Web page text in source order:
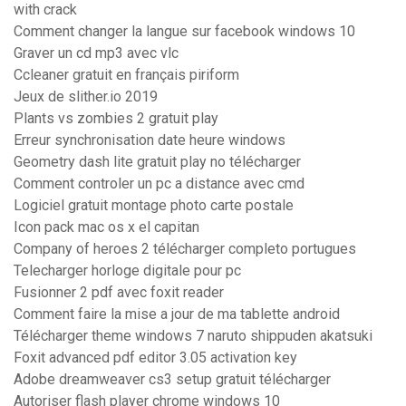
with crack
Comment changer la langue sur facebook windows 10
Graver un cd mp3 avec vlc
Ccleaner gratuit en français piriform
Jeux de slither.io 2019
Plants vs zombies 2 gratuit play
Erreur synchronisation date heure windows
Geometry dash lite gratuit play no télécharger
Comment controler un pc a distance avec cmd
Logiciel gratuit montage photo carte postale
Icon pack mac os x el capitan
Company of heroes 2 télécharger completo portugues
Telecharger horloge digitale pour pc
Fusionner 2 pdf avec foxit reader
Comment faire la mise a jour de ma tablette android
Télécharger theme windows 7 naruto shippuden akatsuki
Foxit advanced pdf editor 3.05 activation key
Adobe dreamweaver cs3 setup gratuit télécharger
Autoriser flash player chrome windows 10